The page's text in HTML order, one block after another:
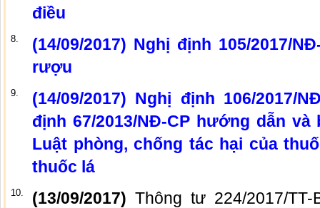
điều
8.
(14/09/2017) Nghị định 105/2017/
rượu
9.
(14/09/2017) Nghị định 106/2017/
định 67/2013/NĐ-CP hướng dẫn và
Luật phòng, chống tác hại của
thuốc lá
10. (13/09/2017) Thông tư 224/2017/